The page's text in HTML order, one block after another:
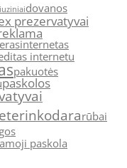
dovanos
prezervatyvai
internetas
internetu
pakuotės
paskolos
rinkodararūbai
paskola